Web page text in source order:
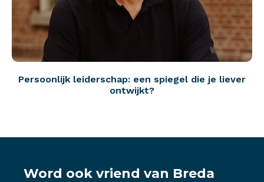
Persoonlijk leiderschap: een spiegel die je liever
ontwijkt?
Word ook vriend van Breda